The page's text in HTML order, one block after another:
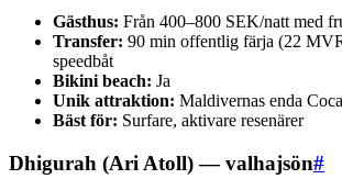
Gästhus: Från 400–800 SEK/natt med
Transfer: 90 min offentlig färja (22
speedbåt
Bikini beach: Ja
Unik attraktion: Maldivernas enda
Bäst för: Surfare, aktivare resenärer
Dhigurah (Ari Atoll) — valhajsön#